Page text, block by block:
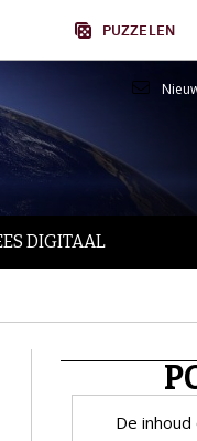
PUZZELEN
DIGITAAL
De